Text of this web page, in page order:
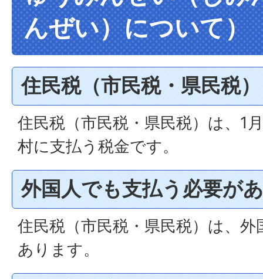
んぜい）について）
住民税（市民税・県民税
住民税（市民税・県民税）は、1
村に支払う税金です。
外国人でも支払う必要が
住民税（市民税・県民税）は、
あります。